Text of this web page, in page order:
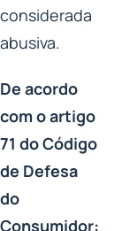
considerada
abusiva.
De acordo
com o artigo
71 do Código
de Defesa
do
Consumidor: